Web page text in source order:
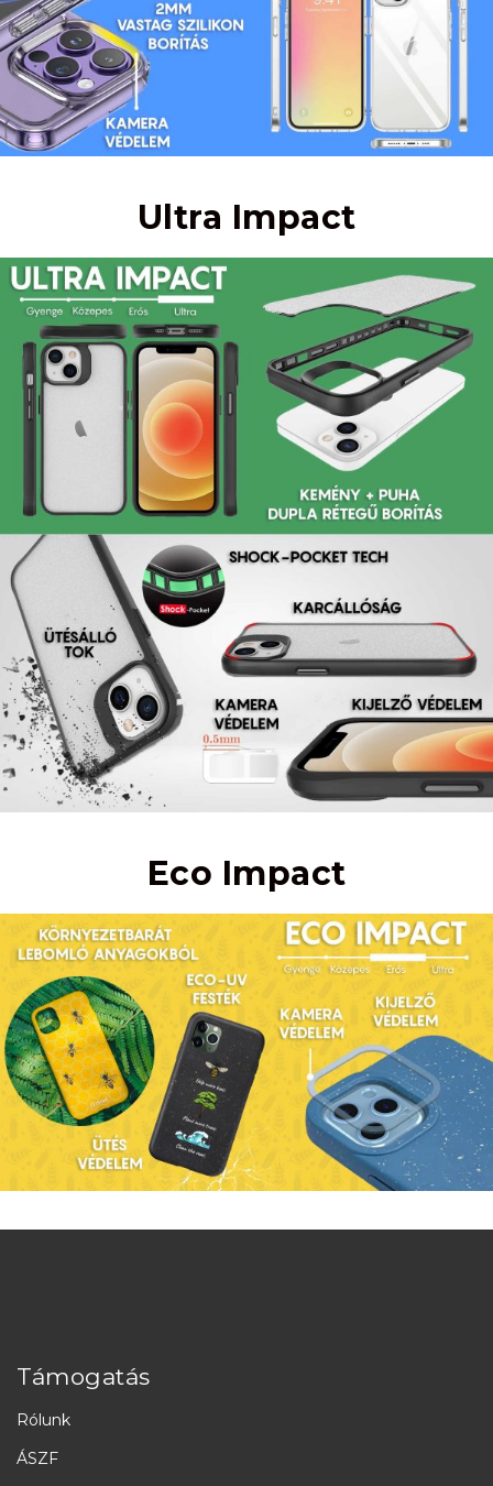
Ultra Impact
Eco Impact
Támogatás
Rólunk
ÁSZF